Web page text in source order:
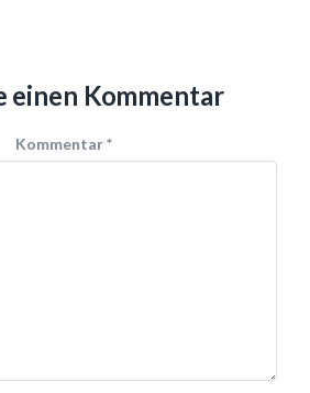
einen Kommentar
Kommentar*